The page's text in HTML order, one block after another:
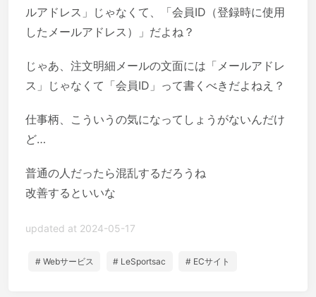
ルアドレス」じゃなくて、「会員ID（登録時に使用
したメールアドレス）」だよね？
じゃあ、注文明細メールの文面には「メールアドレ
ス」じゃなくて「会員ID」って書くべきだよねえ？
仕事柄、こういうの気になってしょうがないんだけ
ど…
普通の人だったら混乱するだろうね
改善するといいな
updated at 2024-05-17
# Webサービス # LeSportsac # ECサイト